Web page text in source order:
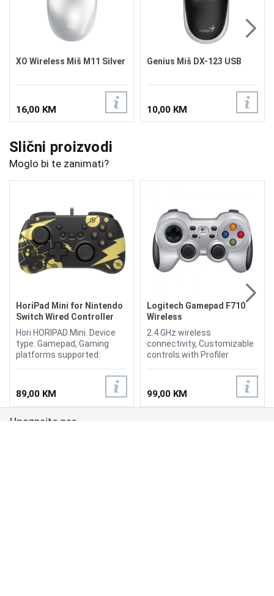
XO Wireless Miš M11 Silver
16,00 KM
Genius Miš DX-123 USB
10,00 KM
Slični proizvodi
Moglo bi te zanimati?
HoriPad Mini for Nintendo
Switch Wired Controller
Pikachu Black Gold Edition
Hori HORIPAD Mini. Device
type: Gamepad, Gaming
platforms supported:
control function buttons: D-
button. Connectivity
technology: Wired. Product
colour: Black, Gold, Cable
89,00 KM
Logitech Gamepad F710
Wireless
2.4 GHz wireless
connectivity, Customizable
controls with Profiler
software installation), Dual
vibration motors support
vibration feedback games
99,00 KM
Upoznajte nas